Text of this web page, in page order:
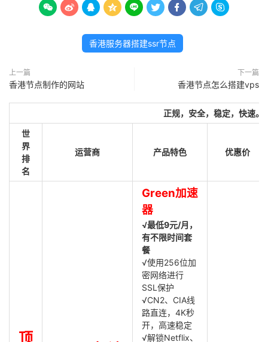
        
香港服务器搭建ssr节点
上一篇
香港节点制作的网站
下一篇
香港节点怎么搭建vps
正规，安全，稳定，快速。
世
界
排
名
运营商 产品特色 优惠价
顶
Green加速
器
√最低9元/月，
有不限时间套
餐
√使用256位加
密网络进行
SSL保护
√CN2、CIA线
路直连，4K秒
开，高速稳定
√解锁Netflix、